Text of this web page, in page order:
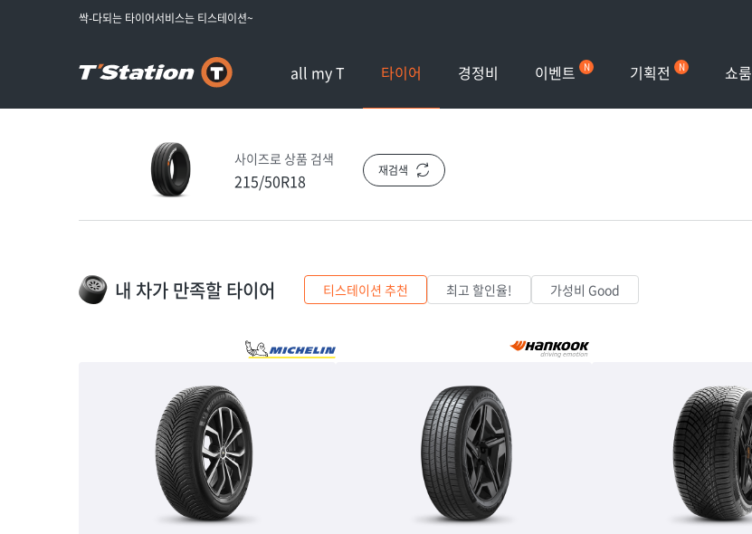
싹-다되는 타이어서비스는 티스테이션~
all my T 타이어 경정비 이벤트 기획전 쇼룸
사이즈로 상품 검색
215/50R18 재검색
내 차가 만족할 타이어 티스테이션 추천 최고 할인율! 가성비 Good